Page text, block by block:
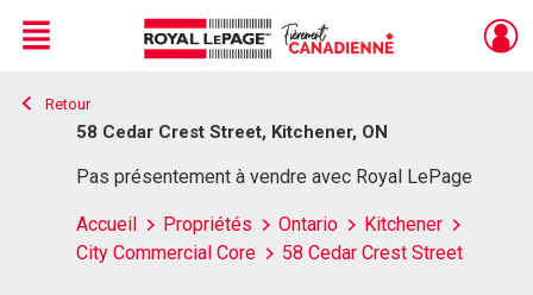
Live
En Direct
Menu
Retour
58 Cedar Crest Street, Kitchener, ON
Pas présentement à vendre avec Royal LePage
Accueil Propriétés Ontario
Kitchener
City Commercial Core
58 Cedar Crest Street